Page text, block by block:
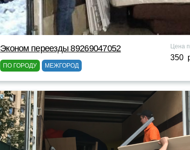
Эконом переезды 89269047052
ПО ГОРОДУ МЕЖГОРОД
Цена
350